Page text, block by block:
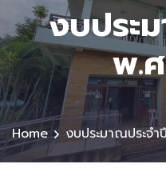
งบประ
พ.
Home งบประมาณประจ